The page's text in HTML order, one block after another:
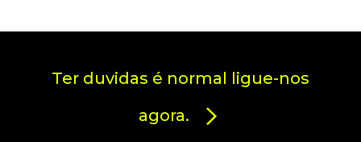
Ter duvidas é normal ligue-nos
agora.